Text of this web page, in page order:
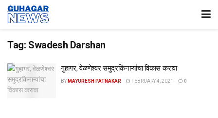
Tag: Swadesh Darshan
गुहागर, वेळणेश्वर समुद्रकिनाऱ्यांचा विकास करावा
BY MAYURESH PATNAKAR FEBRUARY 4, 2021 0